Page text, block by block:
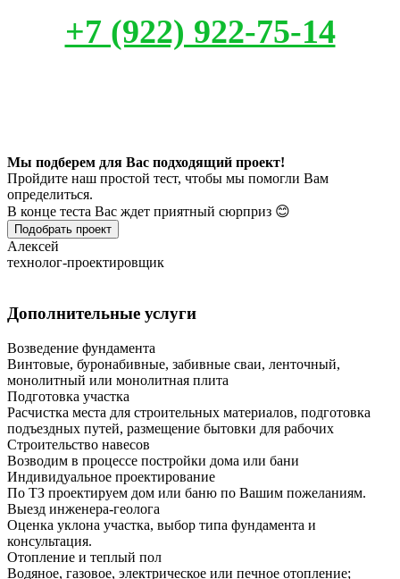
+7 (922) 922-75-14
Мы подберем для Вас подходящий проект!
Пройдите наш простой тест, чтобы мы помогли Вам
определиться.
В конце теста Вас ждет приятный сюрприз 😊
Подобрать проект
Алексей
технолог-проектировщик
Дополнительные услуги
Возведение фундамента
Винтовые, буронабивные, забивные сваи, ленточный,
монолитный или монолитная плита
Подготовка участка
Расчистка места для строительных материалов, подготовка
подъездных путей, размещение бытовки для рабочих
Строительство навесов
Возводим в процессе постройки дома или бани
Индивидуальное проектирование
По ТЗ проектируем дом или баню по Вашим пожеланиям.
Выезд инженера-геолога
Оценка уклона участка, выбор типа фундамента и
консультация.
Отопление и теплый пол
Водяное, газовое, электрическое или печное отопление;